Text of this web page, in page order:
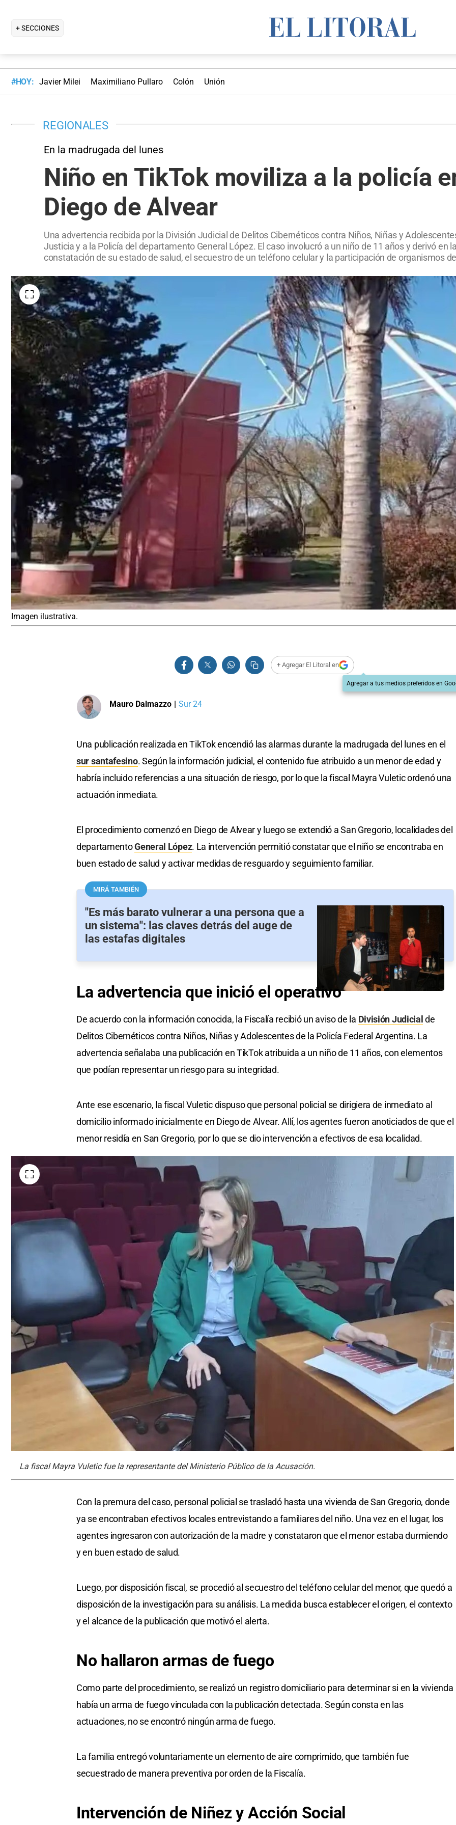
+ SECCIONES
#HOY: Javier Milei Maximiliano Pullaro Colón Unión
REGIONALES
En la madrugada del lunes
Niño en TikTok moviliza a la policía
Diego de Alvear
Una advertencia recibida por la División Judicial de Delitos Cibernéticos contra Niños, Niñas y
Justicia y a la Policía del departamento General López. El caso involucró a un niño de 11 años y derivó en
constatación de su estado de salud, el secuestro de un teléfono celular y la participación de organismos
Imagen ilustrativa.
+ Agregar El Litoral en
Agregar a tus medios preferidos en
Mauro Dalmazzo | Sur 24
Una publicación realizada en TikTok encendió las alarmas durante la madrugada del lunes en el
sur santafesino. Según la información judicial, el contenido fue atribuido a un menor de edad y
habría incluido referencias a una situación de riesgo, por lo que la fiscal Mayra Vuletic ordenó una
actuación inmediata.
El procedimiento comenzó en Diego de Alvear y luego se extendió a San Gregorio, localidades del
departamentoGeneral López. La intervención permitió constatar que el niño se encontraba en
buen estado de salud y activar medidas de resguardo y seguimiento familiar.
MIRÁ TAMBIÉN
"Es más barato vulnerar a una persona que a
un sistema": las claves detrás del auge de
las estafas digitales
La advertencia que inició el operativo
De acuerdo con la información conocida, la Fiscalía recibió un aviso de la División Judicial de
Delitos Cibernéticos contra Niños, Niñas y Adolescentes de la Policía Federal Argentina. La
advertencia señalaba una publicación en TikTok atribuida a un niño de 11 años, con elementos
que podían representar un riesgo para su integridad.
Ante ese escenario, la fiscal Vuletic dispuso que personal policial se dirigiera de inmediato al
domicilio informado inicialmente en Diego de Alvear. Allí, los agentes fueron anoticiados de que el
menor residía en San Gregorio, por lo que se dio intervención a efectivos de esa localidad.
La fiscal Mayra Vuletic fue la representante del Ministerio Público de la Acusación.
Con la premura del caso, personal policial se trasladó hasta una vivienda de San Gregorio, donde
ya se encontraban efectivos locales entrevistando a familiares del niño. Una vez en el lugar, los
agentes ingresaron con autorización de la madre y constataron que el menor estaba durmiendo
y en buen estado de salud.
Luego, por disposición fiscal, se procedió al secuestro del teléfono celular del menor, que quedó a
disposición de la investigación para su análisis. La medida busca establecer el origen, el contexto
y el alcance de la publicación que motivó el alerta.
No hallaron armas de fuego
Como parte del procedimiento, se realizó un registro domiciliario para determinar si en la vivienda
había un arma de fuego vinculada con la publicación detectada. Según consta en las
actuaciones, no se encontró ningún arma de fuego.
La familia entregó voluntariamente un elemento de aire comprimido, que también fue
secuestrado de manera preventiva por orden de la Fiscalía.
Intervención de Niñez y Acción Social